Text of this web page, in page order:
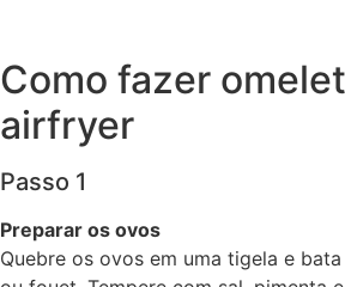
Como fazer
airfryer
Passo 1
Preparar os ovos
Quebre os ovos em uma tigela e